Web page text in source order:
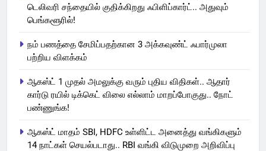
டெலிவரி சந்தையில் குதிக்கிறது ஃபிளிப்கார்ட்.. அதுவும்
பெங்களூரில்!
நம் பணத்தை சேமிப்பதற்கான 3 அக்கவுண்ட் ஃபார்முலா
பற்றிய விளக்கம்
ஆகஸ்ட் 1 முதல் அமலுக்கு வரும் புதிய விதிகள்.. ஆதார்
கார்டு ரயில் டிக்கெட் விலை எல்லாம் மாறப்போகுது.. நோட்
பண்ணுங்க!
ஆகஸ்ட் மாதம் SBI, HDFC உள்ளிட்ட அனைத்து வங்கிகளும்
14 நாட்கள் செயல்படாது.. RBI வங்கி விடுமுறை அறிவிப்பு